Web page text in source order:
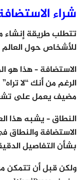
شراء
تتطلب طريقة إنشاء
للأشخاص حول
الاستضافة – هذا
الرغم من أنك “لا
مضيف يعمل على
النطاق – يشبه هذا
الاستضافة والنطاق
بشأن التفاصيل
ولكن قبل أن تتمكن